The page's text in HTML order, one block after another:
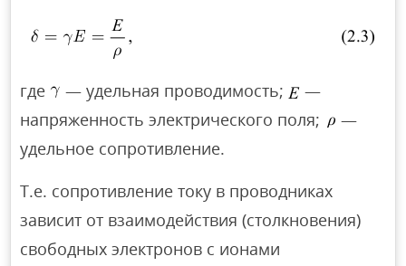
где — удельная проводимость;
—
напряженность электрического поля;
—
удельное сопротивление.
Т.е. сопротивление току в проводниках
зависит от взаимодействия (столкновения)
свободных электронов с ионами